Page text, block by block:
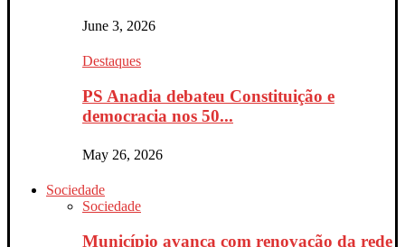
June 3, 2026
Destaques
PS Anadia debateu Constituição e
democracia nos 50...
May 26, 2026
Sociedade
Sociedade
Município avança com renovação da rede